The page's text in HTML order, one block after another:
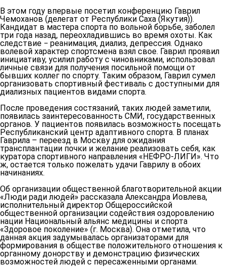
В этом году впервые посетил конференцию Гаврил
Чемоханов (делегат от Республики Саха (Якутия)).
Кандидат в мастера спорта по вольной борьбе, заболел
три года назад, переохладившись во время охоты. Как
следствие − реанимация, диализ, депрессия. Однако
волевой характер спортсмена взял свое. Гаврил проявил
инициативу, усилил работу с чиновниками, использовал
личные связи для получения посильной помощи от
бывших коллег по спорту. Таким образом, Гаврил сумел
организовать спортивный фестиваль с доступными для
диализных пациентов видами спорта.
После проведения состязаний, таких людей заметили,
появилась заинтересованность СМИ, государственных
органов. У пациентов появилась возможность посещать
Республиканский центр адаптивного спорта. В планах
Гаврила – переезд в Москву для ожидания
трансплантации почки и желание реализовать себя, как
куратора спортивного направления «НЕФРО-ЛИГИ». Что
ж, остается только пожелать удачи Гаврилу в обоих
начинаниях.
Об организации общественной благотворительной акции
«Люди ради людей» рассказала Александра Иовлева,
исполнительный директор Общероссийской
общественной организации содействия оздоровлению
нации Национальный альянс медицины и спорта
«Здоровое поколение» (г. Москва). Она отметила, что
данная акция задумывалась организаторами для
формирования в обществе положительного отношения к
органному донорству и демонстрацию физических
возможностей людей с пересаженными органами.